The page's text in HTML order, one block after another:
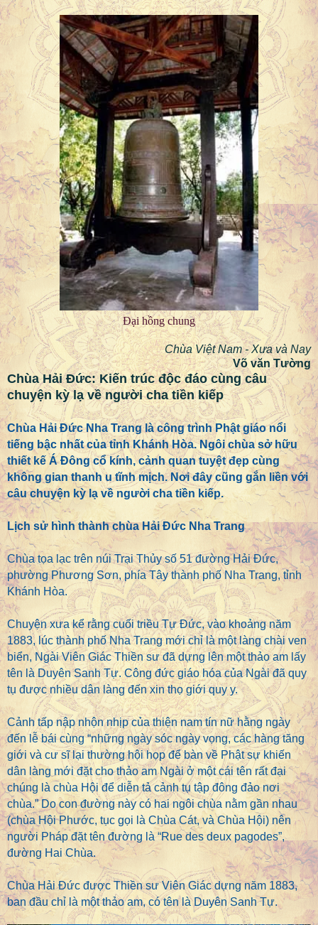
Đại hồng chung
Chùa Việt Nam - Xưa và Nay
Võ văn Tường
Chùa Hải Đức: Kiến trúc độc đáo cùng câu
chuyện kỳ lạvề người cha tiền kiếp
Chùa Hải Đức Nha Trang là công trình Phật giáo nổi
tiếng bậc nhất của tỉnh Khánh Hòa. Ngôi chùa sở hữu
thiết kế Á Đông cổ kính, cảnh quan tuyệt đẹp cùng
không gian thanh u tĩnh mịch. Nơi đây cũng gắn liền với
câu chuyện kỳ lạ về người cha tiền kiếp.
Lịch sử hình thành chùa Hải Đức Nha Trang
Chùa tọa lạc trên núi Trại Thủy số 51 đường Hải Đức,
phường Phương Sơn, phía Tây thành phố Nha Trang, tỉnh
Khánh Hòa.
Chuyện xưa kể rằng cuối triều Tự Đức, vào khoảng năm
1883, lúc thành phố Nha Trang mới chỉ là một làng chài ven
biển, Ngài Viên Giác Thiền sư đã dựng lên một thảo am lấy
tên là Duyên Sanh Tự. Công đức giáo hóa của Ngài đã quy
tụ được nhiều dân làng đến xin thọ giới quy y.
Cảnh tấp nập nhộn nhịp của thiện nam tín nữ hằng ngày
đến lễ bái cùng “những ngày sóc ngày vọng, các hàng tăng
giới và cư sĩ lại thường hội họp để bàn về Phật sự khiến
dân làng mới đặt cho thảo am Ngài ở một cái tên rất đại
chúng là chùa Hội để diễn tả cảnh tụ tập đông đảo nơi
chùa.” Do con đường này có hai ngôi chùa nằm gần nhau
(chùa Hội Phước, tục gọi là Chùa Cát, và Chùa Hội) nên
người Pháp đặt tên đường là “Rue des deux pagodes”,
đường Hai Chùa.
Chùa Hải Đức được Thiền sư Viên Giác dựng năm 1883,
ban đầu chỉ là một thảo am, có tên là Duyên Sanh Tự.